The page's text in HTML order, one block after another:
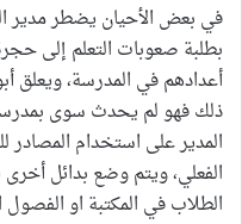
في بعض الأحيان يضطر مدير
بطلبة صعوبات التعلم إلى
أعدادهم في المدرسة، ويعلق
ذلك فهو لم يحدث سوى
المدير على استخدام المصادر
الفعلي، ويتم وضع بدائل
الطلاب في المكتبة او الفصول